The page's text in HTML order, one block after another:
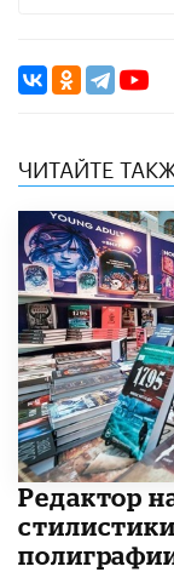
ЧИТАЙТЕ
Редактор